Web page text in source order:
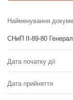
Найменування
СНиП II-89-80
Дата початку дії
Дата прийняття